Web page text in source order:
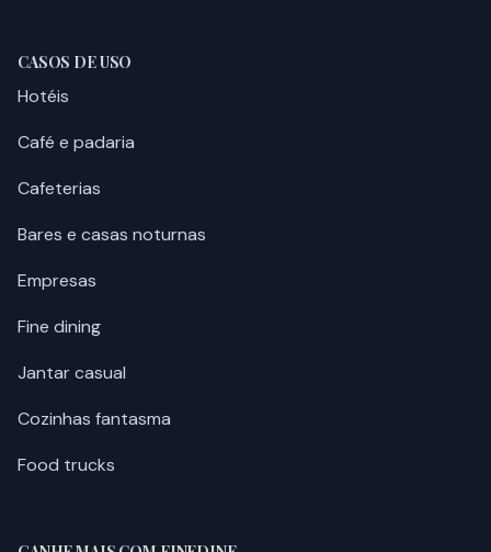
CASOS DE USO
Hotéis
Café e padaria
Cafeterias
Bares e casas noturnas
Empresas
Fine dining
Jantar casual
Cozinhas fantasma
Food trucks